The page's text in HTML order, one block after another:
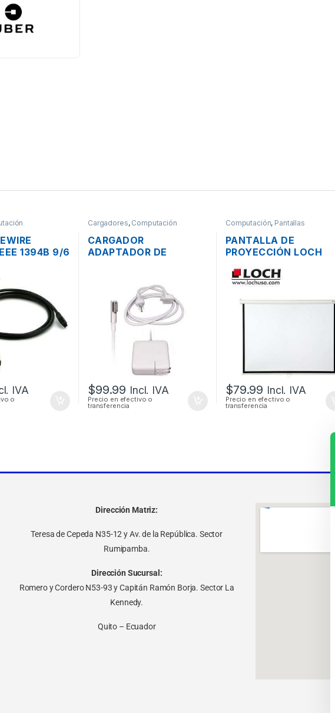
1394B 9/6
IVA
o
Cargadores, Computación
CARGADOR
ADAPTADOR DE
16.5V 3.65A 60W
ORIGINAL + CABLE DE
PODER
$99.99 Incl. IVA
Precio en efectivo o
transferencia
Computación, Pantallas
PANTALLA DE
PROYECCIÓN LOCH
PLEGABLE 177 X 134CM
(84 PULGADAS)
$79.99 Incl. IVA
Precio en efectivo o
transferencia
Dirección Matriz:
Teresa de Cepeda N35-12 y Av. de la República. Sector
Rumipamba.
Dirección Sucursal:
Romero y Cordero N53-93 y Capitán Ramón Borja. Sector La
Kennedy.
Quito – Ecuador